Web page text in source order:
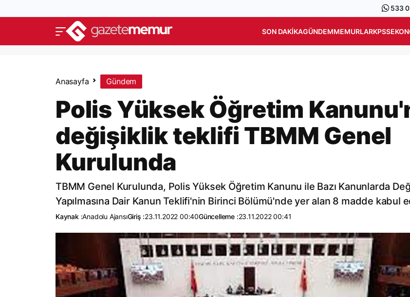
533
SON DAKIKAGÜNDEMMEMURLARKPSS
Anasayfa Gündem
Polis Yüksek Öğretim
değişiklik teklifi TBMM Genel
Kurulunda
TBMM Genel Kurulunda, Polis Yüksek Öğretim Kanunu ile Bazı Kanunlarda
Yapılmasına Dair Kanun Teklifi'nin Birinci Bölümü'nde yer alan 8 madde kabul
Kaynak :Anadolu AjansıGiriş :23.11.2022 00:40Güncelleme :23.11.2022 00:41